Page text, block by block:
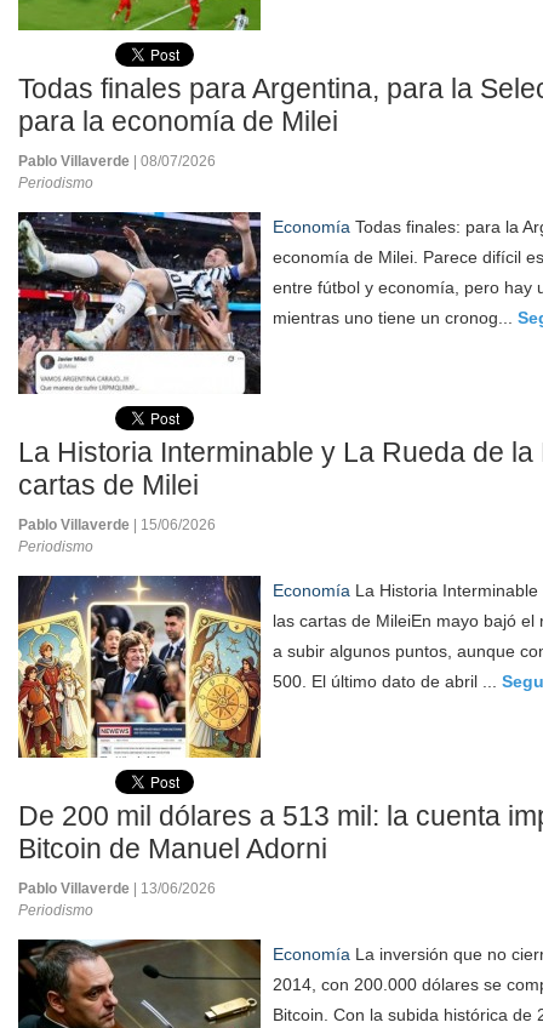
Todas finales para Argentina, para la
para la economía de Milei
Pablo Villaverde
| 08/07/2026
Periodismo
Economía Todas finales: para la
economía de Milei. Parece difícil
entre fútbol y economía, pero hay
mientras uno tiene un cronog...
La Historia Interminable y La Rueda de la
cartas de Milei
Pablo Villaverde
| 15/06/2026
Periodismo
Economía La Historia
las cartas de MileiEn mayo bajó
a subir algunos puntos, aunque
500. El último dato de abril ...
De 200 mil dólares a 513 mil: la cuenta
Bitcoin de Manuel Adorni
Pablo Villaverde
| 13/06/2026
Periodismo
Economía La inversión que no
2014, con 200.000 dólares se
Bitcoin. Con la subida histórica de